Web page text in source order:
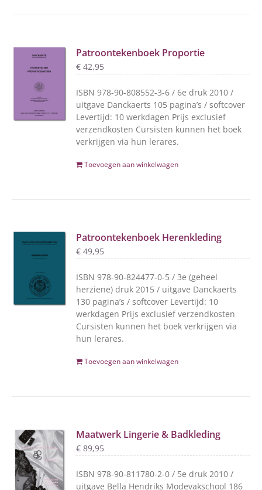
Patroontekenboek Proportie
€ 42,95
ISBN 978-90-808552-3-6 / 6e druk 2010 /
uitgave Danckaerts 105 pagina’s / softcover
Levertijd: 10 werkdagen Prijs exclusief
verzendkosten Cursisten kunnen het boek
verkrijgen via hun lerares.
Toevoegen aan winkelwagen
Patroontekenboek Herenkleding
€ 49,95
ISBN 978-90-824477-0-5 / 3e (geheel
herziene) druk 2015 / uitgave Danckaerts
130 pagina’s / softcover Levertijd: 10
werkdagen Prijs exclusief verzendkosten
Cursisten kunnen het boek verkrijgen via
hun lerares.
Toevoegen aan winkelwagen
Maatwerk Lingerie & Badkleding
€ 89,95
ISBN 978-90-811780-2-0 / 5e druk 2010 /
uitgave Bella Hendriks Modevakschool 186